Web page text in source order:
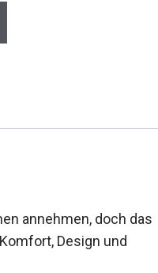
annehmen, doch das
Design und